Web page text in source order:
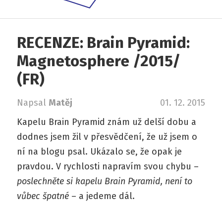
RECENZE: Brain Pyramid:
Magnetosphere /2015/
(FR)
Napsal Matěj
01. 12. 2015
Kapelu Brain Pyramid znám už delší dobu a
dodnes jsem žil v přesvědčení, že už jsem o
ní na blogu psal. Ukázalo se, že opak je
pravdou. V rychlosti napravím svou chybu –
poslechněte si kapelu Brain Pyramid, není to
vůbec špatné– a jedeme dál.